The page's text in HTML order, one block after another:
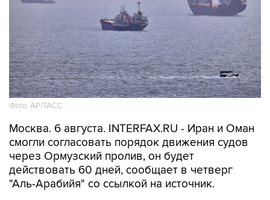
Фото: AP/ТАСС
Москва. 6 августа. INTERFAX.RU - Иран и Оман
смогли согласовать порядок движения судов
через Ормузский пролив, он будет
действовать 60 дней, сообщает в четверг
"Аль-Арабийя" со ссылкой на источник.